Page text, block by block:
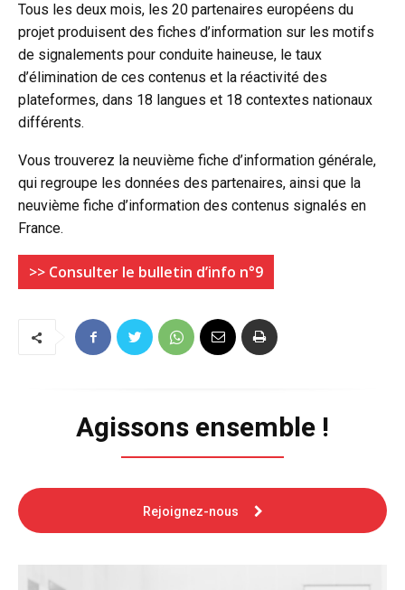
Tous les deux mois, les 20 partenaires européens du
projet produisent des fiches d’information sur les motifs
de signalements pour conduite haineuse, le taux
d’élimination de ces contenus et la réactivité des
plateformes, dans 18 langues et 18 contextes nationaux
différents.
Vous trouverez la neuvième fiche d’information générale,
qui regroupe les données des partenaires, ainsi que la
neuvième fiche d’information des contenus signalés en
France.
>> Consulter le bulletin d’info n°9
Agissons ensemble !
Rejoignez-nous